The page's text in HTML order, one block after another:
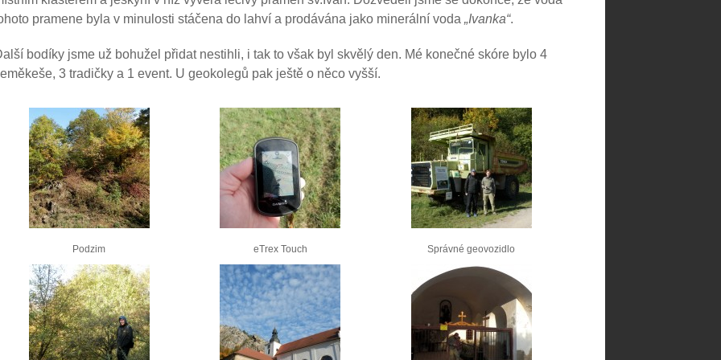
pramene byla v minulosti stáčena do lahví a prodávána jako minerální voda „Ivanka“.
bodíky jsme už bohužel přidat nestihli, i tak to však byl skvělý den. Mé konečné skóre bylo 4
3 tradičky a 1 event. U geokolegů pak ještě o něco vyšší.
Podzim eTrex Touch Správné geovozidlo